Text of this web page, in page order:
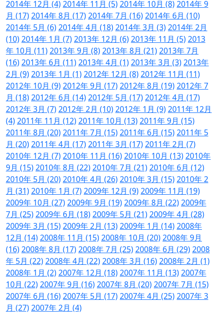
2014年 12月 (4)2014年 11月 (5)2014年 10月 (8)2014年 9
月 (17)2014年 8月 (17)2014年 7月 (16)2014年 6月 (10)
2014年 5月 (6)2014年 4月 (18)2014年 3月 (3)2014年 2月
(10)2014年 1月 (7)2013年 12月 (6)2013年 11月 (5)2013
年 10月 (11)2013年 9月 (8)2013年 8月 (21)2013年 7月
(16)2013年 6月 (11)2013年 4月 (1)2013年 3月 (3)2013年
2月 (9)2013年 1月 (1)2012年 12月 (8)2012年 11月 (11)
2012年 10月 (9)2012年 9月 (17)2012年 8月 (19)2012年 7
月 (18)2012年 6月 (14)2012年 5月 (17)2012年 4月 (17)
2012年 3月 (7)2012年 2月 (10)2012年 1月 (9)2011年 12月
(4)2011年 11月 (12)2011年 10月 (13)2011年 9月 (15)
2011年 8月 (20)2011年 7月 (15)2011年 6月 (15)2011年 5
月 (20)2011年 4月 (17)2011年 3月 (17)2011年 2月 (7)
2010年 12月 (7)2010年 11月 (16)2010年 10月 (13)2010年
9月 (15)2010年 8月 (22)2010年 7月 (21)2010年 6月 (12)
2010年 5月 (20)2010年 4月 (26)2010年 3月 (15)2010年 2
月 (31)2010年 1月 (7)2009年 12月 (9)2009年 11月 (19)
2009年 10月 (27)2009年 9月 (19)2009年 8月 (22)2009年
7月 (25)2009年 6月 (18)2009年 5月 (21)2009年 4月 (28)
2009年 3月 (15)2009年 2月 (13)2009年 1月 (14)2008年
12月 (14)2008年 11月 (15)2008年 10月 (20)2008年 9月
(16)2008年 8月 (17)2008年 7月 (25)2008年 6月 (29)2008
年 5月 (22)2008年 4月 (22)2008年 3月 (16)2008年 2月 (1)
2008年 1月 (2)2007年 12月 (18)2007年 11月 (13)2007年
10月 (22)2007年 9月 (16)2007年 8月 (20)2007年 7月 (15)
2007年 6月 (16)2007年 5月 (17)2007年 4月 (25)2007年 3
月 (27)2007年 2月 (4)